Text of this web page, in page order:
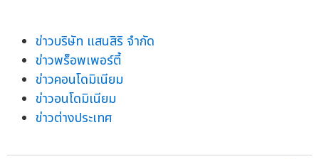
ข่าวบริษัท แสนสิริ จำกัด
ข่าวพร็อพเพอร์ตี้
ข่าวคอนโดมิเนียม
ข่าวอนโดมิเนียม
ข่าวต่างประเทศ